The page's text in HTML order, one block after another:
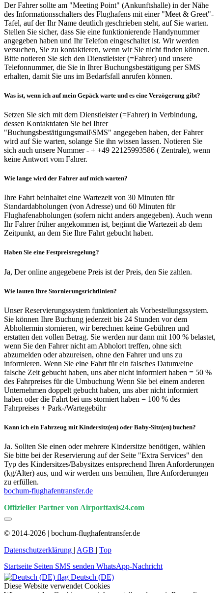
Der Fahrer sollte am "Meeting Point" (Ankunftshalle) in der Nähe
des Informationsschalters des Flughafens mit einer "Meet & Greet"-
Tafel, auf der Ihr Name deutlich geschrieben steht, auf Sie warten.
Stellen Sie sicher, dass Sie eine funktionierende Handynummer
angegeben haben und Ihr Telefon eingeschaltet ist. Wir werden
versuchen, Sie zu kontaktieren, wenn wir Sie nicht finden können.
Bitte notieren Sie sich den Dienstleister (=Fahrer) und unsere
Telefonnummer, die Sie in Ihrer Buchungsbestätigung per SMS
erhalten, damit Sie uns im Bedarfsfall anrufen können.
Was ist, wenn ich auf mein Gepäck warte und es eine Verzögerung gibt?
Setzen Sie sich mit dem Dienstleister (=Fahrer) in Verbindung,
dessen Kontaktdaten Sie bei Ihrer
"Buchungsbestätigungsmail\SMS" angegeben haben, der Fahrer
wird auf Sie warten, solange Sie ihn wissen lassen. Notieren Sie
sich auch unsere Nummer - + +49 22125993586 ( Zentrale), wenn
keine Antwort vom Fahrer.
Wie lange wird der Fahrer auf mich warten?
Ihre Fahrt beinhaltet eine Wartezeit von 30 Minuten für
Standardabholungen (von Adresse) und 60 Minuten für
Flughafenabholungen (sofern nicht anders angegeben). Auch wenn
Ihr Fahrer früher angekommen ist, beginnt die Wartezeit ab dem
Zeitpunkt, an dem Sie Ihre Fahrt gebucht haben.
Haben Sie eine Festpreisregelung?
Ja, Der online angegebene Preis ist der Preis, den Sie zahlen.
Wie lauten Ihre Stornierungsrichtlinien?
Unser Reservierungssystem funktioniert als Vorbestellungssystem.
Sie können Ihre Buchung jederzeit bis 24 Stunden vor dem
Abholtermin stornieren, wir berechnen keine Gebühren und
erstatten den vollen Betrag. Sie werden nur dann mit 100 % belastet,
wenn Sie den Fahrer nicht am Abholort treffen, ohne sich
abzumelden oder abzureisen, ohne den Fahrer und uns zu
informieren. Wenn Sie eine Fahrt für ein falsches Datum/eine
falsche Zeit gebucht haben, uns aber nicht informiert haben = 50 %
des Fahrpreises für die Umbuchung Wenn Sie bei einem anderen
Unternehmen doppelt gebucht haben, uns aber nicht informiert
haben oder die Fahrt bei uns storniert haben = 100 % des
Fahrpreises + Park-/Wartegebühr
Kann ich ein Fahrzeug mit Kindersitz(en) oder Baby-Sitz(en) buchen?
Ja. Sollten Sie einen oder mehrere Kindersitze benötigen, wählen
Sie bitte bei der Reservierung auf der Seite "Extra Services" den
Typ des Kindersitzes/Babysitzes entsprechend Ihren Anforderungen
(kg/Alter) aus, und wir werden uns bemühen, Ihre Anforderungen
zu erfüllen.
bochum-flughafentransfer.de
Offizieller Partner von Airporttaxis24.com
© 2014-2026 | bochum-flughafentransfer.de
Datenschutzerklärung | AGB | Top
Startseite Seiten SMS senden WhatsApp-Nachricht
Deutsch (DE)
Diese Website verwendet Cookies